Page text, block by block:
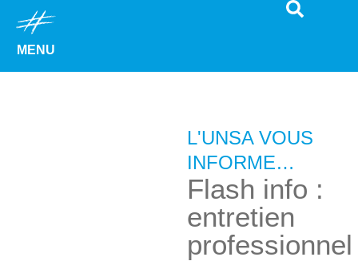
MENU
L'UNSA VOUS
INFORME…
Flash info :
entretien
professionnel